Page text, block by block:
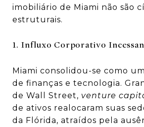
imobiliário de Miami não são
estruturais.
1. Influxo Corporativo
Miami consolidou-se como
de finanças e tecnologia.
de Wall Street, venture
de ativos realocaram suas
da Flórida, atraídos pela